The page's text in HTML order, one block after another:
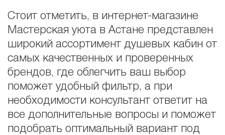
Стоит отметить, в интернет-магазине
Мастерская уюта в Астане представлен
широкий ассортимент душевых кабин от
самых качественных и проверенных
брендов, где облегчить ваш выбор
поможет удобный фильтр, а при
необходимости консультант ответит на
все дополнительные вопросы и поможет
подобрать оптимальный вариант под